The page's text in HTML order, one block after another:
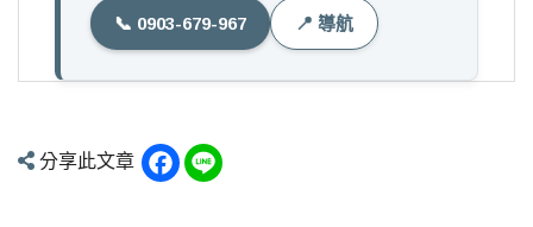
📞 0903-679-967 📍 導航
分享此文章 Facebook